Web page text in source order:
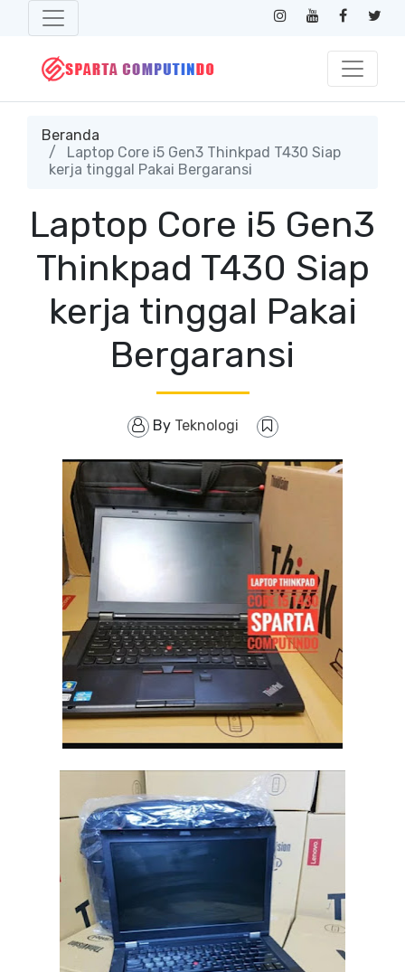
Beranda
Laptop Core i5 Gen3 Thinkpad T430 Siap
kerja tinggal Pakai Bergaransi
Laptop Core i5 Gen3
Thinkpad T430 Siap
kerja tinggal Pakai
Bergaransi
By Teknologi